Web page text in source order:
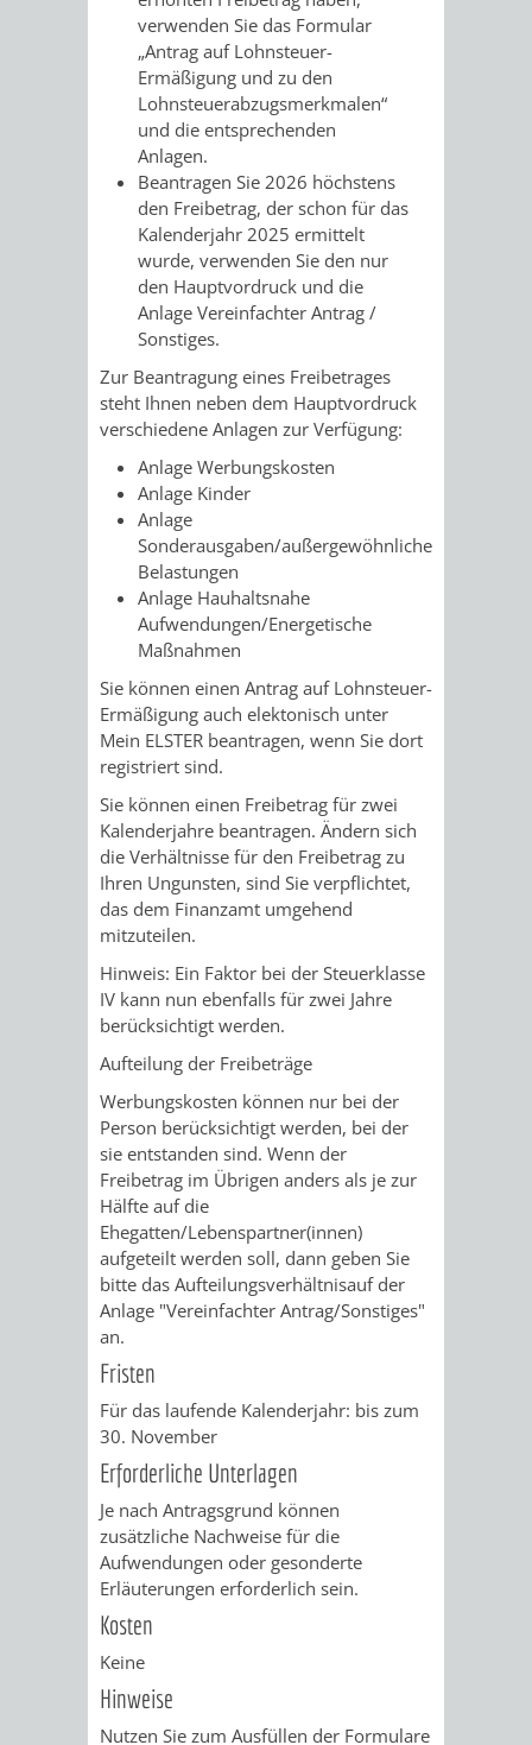
ZENSUS
STADTWEGWEISER
ÄMTER
&
EINRICHTUNGEN
IN
STADT
FRIEDHÖFE
BESTATTUNGSMÖGLICHKEITEN
HAUPTFRIEDHOF
FRIEDHÖFE
HOHENSACHSEN
FRIEDHOF
LÜTZELSACHSEN
FRIEDHOF
OBERFLOCKENBACH
FRIEDHOF
RIPPENWEIER-
FRIEDHOF
SULZBACH
KIRCHEN
KULTUREINRICHTUNGEN
THEATER
MUSEUM
VERANSTALTUNGEN
KINDER
IM
MUSEUM
STADTBIBLIOTHEK
BIS
Z
AUSLEIHE
MEDIENANGEBOTE
ONLINE-
KATALOG
VERANSTALTUNGEN
AUSBILDUNG
&
PRAKTIKA
DER
BIBLIOTHEK
FÜR
LEHRER/INNEN
&
ERZIEHER/INNEN
RÄUMEN
KINO
VERANSTALTER
VERANSTALTUNGSRÄUME
STADTHALLE
ROLF-
ENGELBRECHT-
HAUS
BÜRGERSAAL
IM
RATHAUS
STADTARCHIV
BENUTZUNG
MELDEKARTEI
BESTANDSÜBERSICHT
VERÖFFENTLICHUNGEN
VERKEHR
BUSVERKEHRRUFTAXI
CARSHARING
PARKEN
APP
EASYPARKEN
VRNNEXTBIKE
STADTPLAN /
GEOPORTAL
verwenden Sie das Formular
„Antrag auf Lohnsteuer-
Ermäßigung und zu den
Lohnsteuerabzugsmerkmalen“
und die entsprechenden
Anlagen.
Beantragen Sie 2026 höchstens
den Freibetrag, der schon für das
Kalenderjahr 2025 ermittelt
wurde, verwenden Sie den nur
den Hauptvordruck und die
Anlage Vereinfachter Antrag /
Sonstiges.
Zur Beantragung eines Freibetrages
steht Ihnen neben dem Hauptvordruck
verschiedene Anlagen zur Verfügung:
Anlage Werbungskosten
Anlage Kinder
Anlage
Sonderausgaben/außergewöhnliche
Belastungen
Anlage Hauhaltsnahe
Aufwendungen/Energetische
Maßnahmen
Sie können einen Antrag auf Lohnsteuer-
Ermäßigung auch elektonisch unter
Mein ELSTER beantragen, wenn Sie dort
registriert sind.
Sie können einen Freibetrag für zwei
Kalenderjahre beantragen. Ändern sich
die Verhältnisse für den Freibetrag zu
Ihren Ungunsten, sind Sie verpflichtet,
das dem Finanzamt umgehend
mitzuteilen.
Hinweis: Ein Faktor bei der Steuerklasse
IV kann nun ebenfalls für zwei Jahre
berücksichtigt werden.
Aufteilung der Freibeträge
Werbungskosten können nur bei der
Person berücksichtigt werden, bei der
sie entstanden sind. Wenn der
Freibetrag im Übrigen anders als je zur
Hälfte auf die
Ehegatten/Lebenspartner(innen)
aufgeteilt werden soll, dann geben Sie
bitte das Aufteilungsverhältnisauf der
Anlage "Vereinfachter Antrag/Sonstiges"
an.
Fristen
Für das laufende Kalenderjahr: bis zum
30. November
Erforderliche Unterlagen
Je nach Antragsgrund können
zusätzliche Nachweise für die
Aufwendungen oder gesonderte
Erläuterungen erforderlich sein.
Kosten
Keine
Hinweise
Nutzen Sie zum Ausfüllen der Formulare